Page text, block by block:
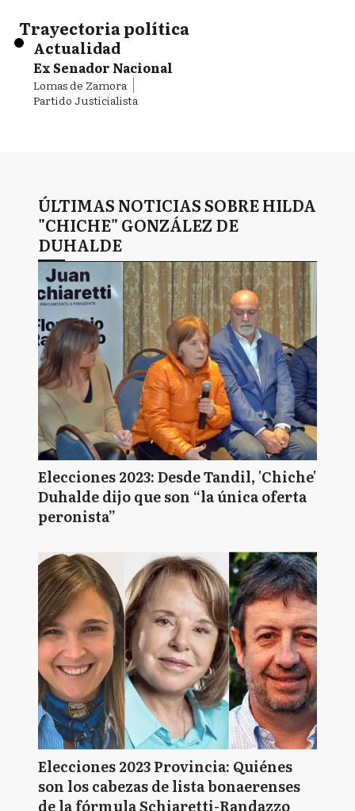
Trayectoria política
Actualidad
Ex Senador Nacional
Lomas de Zamora
Partido Justicialista
ÚLTIMAS NOTICIAS SOBRE HILDA
"CHICHE" GONZÁLEZ DE
DUHALDE
Elecciones 2023: Desde Tandil, 'Chiche'
Duhalde dijo que son “la única oferta
peronista”
Elecciones 2023 Provincia: Quiénes
son los cabezas de lista bonaerenses
de la fórmula Schiaretti-Randazzo